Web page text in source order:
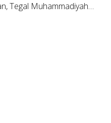
Tegal Muhammadiyah…